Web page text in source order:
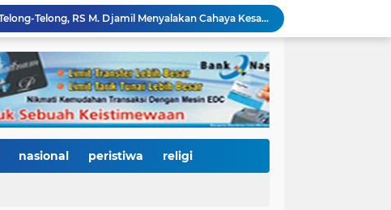
Di Balik Gemerlap Telong-Telong, RS M. Djamil Menyalakan Cahaya Kesadaran Kesehatan untuk Warga Padang
Pascabanjir, PUPR Kota Padang Gerak Cepat Pulihkan Irigasi Pertanian di Kuranji dan Pauh, Pasokan Air Sawah Jadi Prioritas
Padang Utara Tampilkan Kearifan Lokal di Festival Telong-Telong, Tradisi Malamang dan Potensi Seafood Curi Perhatian Ribuan Pengunjung
HJK Padang ke-357 Berubah Jadi Gerakan Kemanusiaan, Pemko Hadirkan "Road to Gastronomy Charity" untuk Bantu Korban Banjir
Dua Perwira Polresta Banda Aceh Dikabarkan Diamankan Mabes Polri, Dugaan Narkoba hingga Penyalahgunaan Wewenang Masih Menunggu Kepastian
Kurnia Nugraha Raih Indonesia Public Relations Top Leader 2026, Bukti Komitmen JNE Bangun Bisnis Berkelanjutan Lewat Komunikasi Berdampak
International Symposium Kota Tua Padang Gaungkan Kolaborasi Dunia, Fadly Amran Ajak Selamatkan Batang Arau dan Wujudkan Pariwisata Berkelanjutan
nasional peristiwa religi